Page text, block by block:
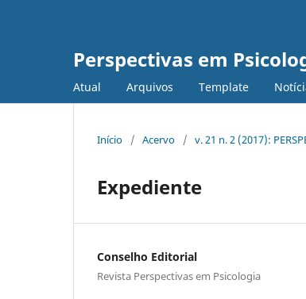
Perspectivas em
Atual Arquivos Template
Início / Acervo / v. 21 n. 2 (2017):
Expediente
Conselho Editorial
Revista Perspectivas em Psicologia